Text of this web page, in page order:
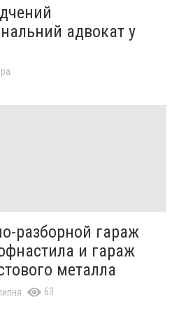
адвокат у
разборной гараж
и гараж
металла
63